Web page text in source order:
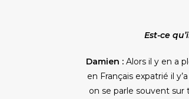
Est-ce
Damien :Alors il y en a
en Français expatrié il y’a
on se parle souvent